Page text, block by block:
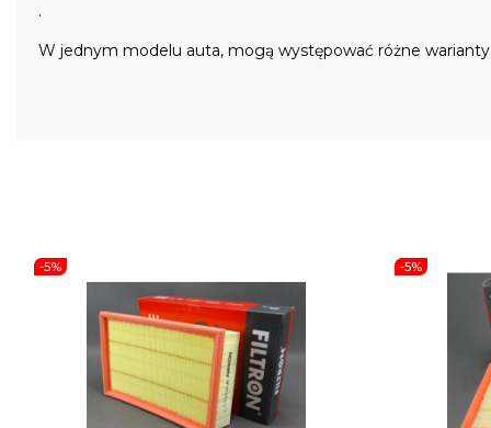
.
W jednym modelu auta, mogą występować różne
-5% -5%